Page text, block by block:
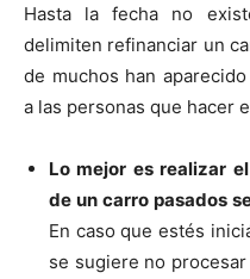
Hasta la fecha no
delimiten refinanciar un
de muchos han
a las personas que hacer
Lo mejor es realizar
de un carro pasados
En caso que estés
se sugiere no